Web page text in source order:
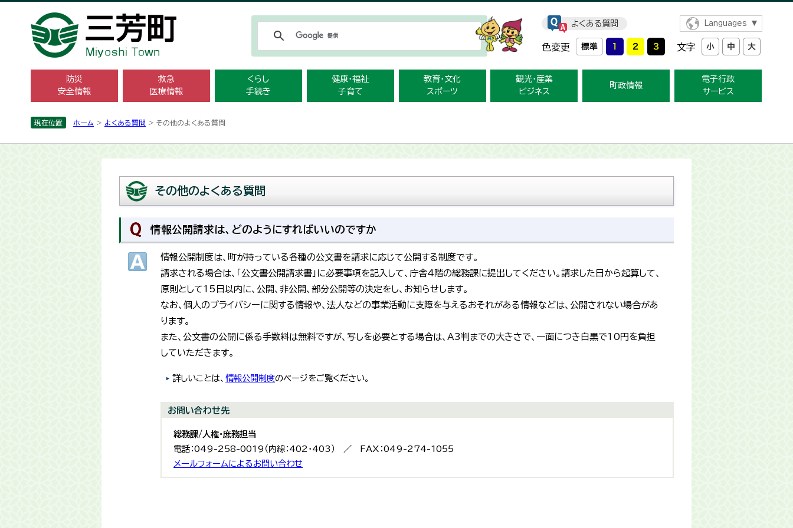
よくある質問 Languages
色変更 文字
防災
安全情報
救急
医療情報
くらし
手続き
健康・福祉
子育て
教育・文化
スポーツ
観光・産業
ビジネス
町政情報
電子行政
サービス
現在位置 ホーム > よくある質問 > その他のよくある質問
その他のよくある質問
情報公開請求は、どのようにすればいいのですか
情報公開制度は、町が持っている各種の公文書を請求に応じて公開する制度です。
請求される場合は、「公文書公開請求書」に必要事項を記入して、庁舎4階の総務課に提出してください。請求した日から起算して、
原則として15日以内に、公開、非公開、部分公開等の決定をし、お知らせします。
なお、個人のプライバシーに関する情報や、法人などの事業活動に支障を与えるおそれがある情報などは、公開されない場合があ
ります。
また、公文書の公開に係る手数料は無料ですが、写しを必要とする場合は、A3判までの大きさで、一面につき白黒で10円を負担
していただきます。
詳しいことは、 情報公開制度のページをご覧ください。
お問い合わせ先
総務課/人権・庶務担当
電話：049-258-0019（内線：402・403） ／ FAX：049-274-1055
メールフォームによるお問い合わせ